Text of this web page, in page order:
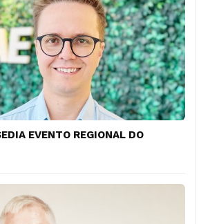
EVENTO REGIONAL DO